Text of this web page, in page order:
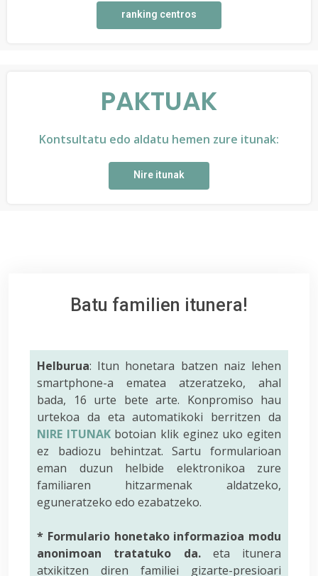
ranking centros
PAKTUAK
Kontsultatu edo aldatu hemen zure itunak:
Nire itunak
Batu familien itunera!
Helburua: Itun honetara batzen naiz lehen
smartphone-a ematea atzeratzeko, ahal
bada, 16 urte bete arte. Konpromiso hau
urtekoa da eta automatikoki berritzen da
NIRE ITUNAKbotoian klik eginez uko egiten
ez badiozu behintzat. Sartu formularioan
eman duzun helbide elektronikoa zure
familiaren hitzarmenak aldatzeko,
eguneratzeko edo ezabatzeko.
* Formulario honetako informazioa modu
anonimoan tratatuko da.eta itunera
atxikitzen diren familiei gizarte-presioari